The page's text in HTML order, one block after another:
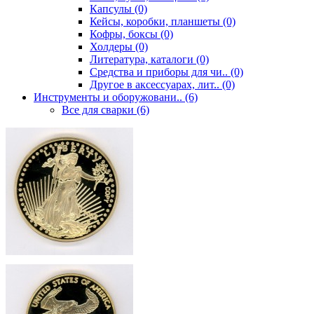
Капсулы (0)
Кейсы, коробки, планшеты (0)
Кофры, боксы (0)
Холдеры (0)
Литература, каталоги (0)
Средства и приборы для чи.. (0)
Другое в аксессуарах, лит.. (0)
Инструменты и оборужовани.. (6)
Все для сварки (6)